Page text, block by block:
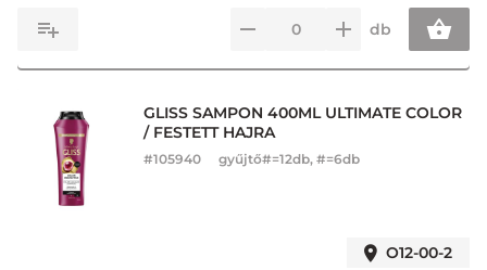
db
GLISS SAMPON 400ML ULTIMATE COLOR
/ FESTETT HAJRA
#105940 gyűjtő#=12db, #=6db
O12-00-2